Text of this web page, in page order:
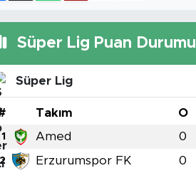
Süper Lig Puan Durumu
Süper Lig
Takım O
1 Amed 0
2 Erzurumspor FK 0